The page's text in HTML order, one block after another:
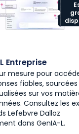
Entreprise
mesure pour
fiables,
sur vos
Consultez les
Lefebvre Dalloz
dans GenIA-L.